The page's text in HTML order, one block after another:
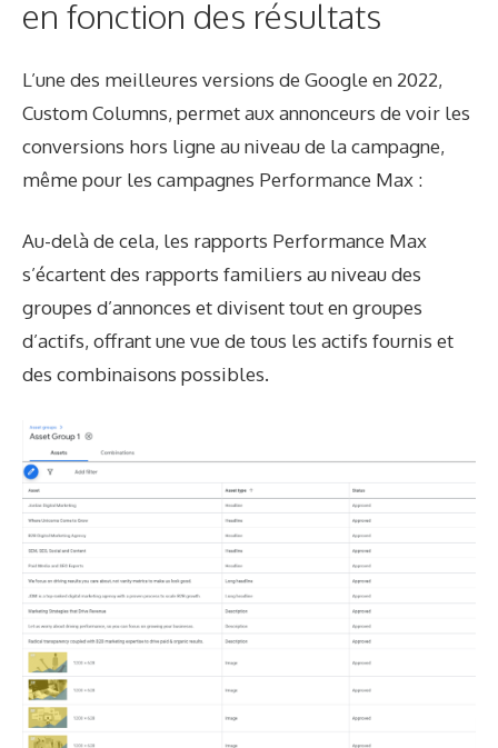
en fonction des résultats
L’une des meilleures versions de Google en 2022,
Custom Columns, permet aux annonceurs de voir les
conversions hors ligne au niveau de la campagne,
même pour les campagnes Performance Max :
Au-delà de cela, les rapports Performance Max
s’écartent des rapports familiers au niveau des
groupes d’annonces et divisent tout en groupes
d’actifs, offrant une vue de tous les actifs fournis et
des combinaisons possibles.